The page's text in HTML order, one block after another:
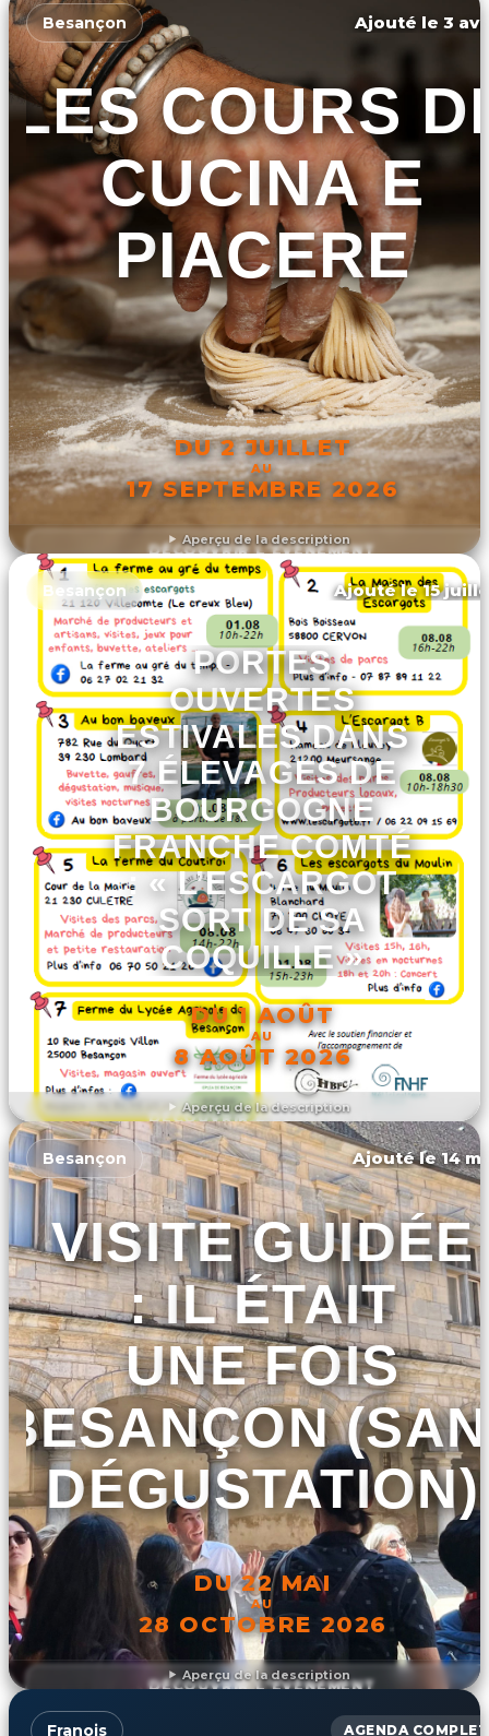
Aperçu de la description
Besançon Ajouté le 3
LES COURS
CUCINA E
PIACERE
DU 2 JUILLET
AU
17 SEPTEMBRE 2026
DÉCOUVRIR L'ÉVÉNEMENT
Aperçu de la description
Besançon Ajouté le 15
PORTES
OUVERTES
ESTIVALES DANS
7 ÉLEVAGES DE
BOURGOGNE
FRANCHE COMTÉ
: « L’ESCARGOT
SORT DE SA
COQUILLE »
DU 1 AOÛT
AU
8 AOÛT 2026
DÉCOUVRIR L'ÉVÉNEMENT
Aperçu de la description
Besançon Ajouté le 14
VISITE GUIDÉE
: IL ÉTAIT
UNE FOIS
DÉGUSTATION)
DU 22 MAI
AU
28 OCTOBRE 2026
DÉCOUVRIR L'ÉVÉNEMENT
Franois AGENDA COMPLET